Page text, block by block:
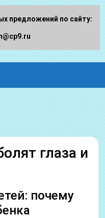
глаза и
почему
предложений по сайту: